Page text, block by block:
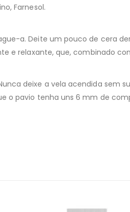
Farnesol.
a. Deite um pouco de cera
e relaxante, que, combinado
deixe a vela acendida sem
o pavio tenha uns 6 mm de